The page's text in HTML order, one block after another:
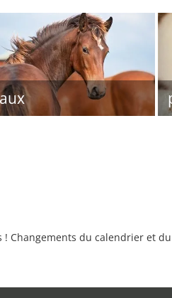
Changements du calendrier et